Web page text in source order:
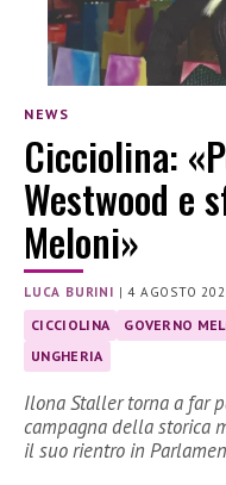
NEWS
Cicciolina:
Westwood e
Meloni»
LUCA BURINI |4 AGOSTO
CICCIOLINA GOVERNO
UNGHERIA
Ilona Staller torna a far
campagna della storica
il suo rientro in